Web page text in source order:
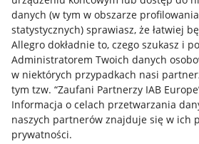
danych (w tym w obszarze
statystycznych) sprawiasz, że łatwiej
Allegro dokładnie to, czego szukasz i
Administratorem Twoich danych
w niektórych przypadkach nasi
tym tzw. “Zaufani Partnerzy IAB
Informacja o celach przetwarzania
naszych partnerów znajduje się w ich
prywatności.
Przydatne informacje
Jak to działa